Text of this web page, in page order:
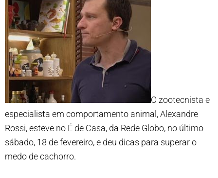
O zootecnista e
especialista em comportamento animal, Alexandre
Rossi, esteve no É de Casa, da Rede Globo, no último
sábado, 18 de fevereiro, e deu dicas para superar o
medo de cachorro.